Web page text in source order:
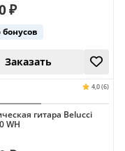
3,8 (5)
₽
бонусов
гитара Belucci
WH